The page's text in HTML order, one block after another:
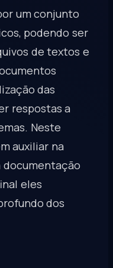
um conjunto
podendo ser
de textos e
das
respostas a
Neste
auxiliar na
documentação
eles
dos